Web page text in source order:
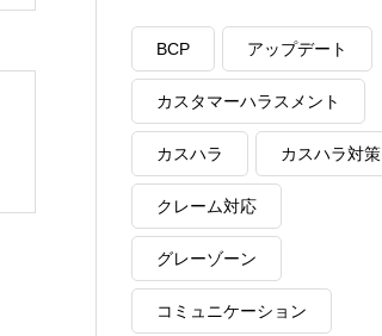
BCP アップデート
カスタマーハラスメント
カスハラ カスハラ対策
クレーム対応
グレーゾーン
コミュニケーション